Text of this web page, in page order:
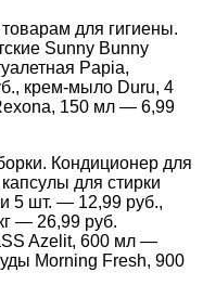
для гигиены.
Sunny Bunny
Papia,
крем-мыло Duru, 4
150 мл — 6,99
Кондиционер для
для стирки
5 шт. — 12,99 руб.,
— 26,99 руб.
Azelit, 600 мл —
Morning Fresh, 900